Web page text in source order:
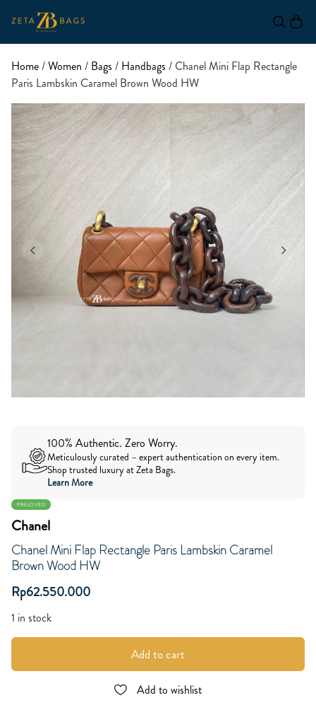
Home/Women / Bags / Handbags / Chanel Mini Flap Rectangle
Paris Lambskin Caramel Brown Wood HW
100% Authentic. Zero Worry.
Meticulously curated – expert authentication on every item.
Shop trusted luxury at Zeta Bags.
Learn More
PRELOVED
Chanel
Chanel Mini Flap Rectangle Paris Lambskin Caramel
Brown Wood HW
Rp62.550.000
1 in stock
Add to cart
Add to wishlist